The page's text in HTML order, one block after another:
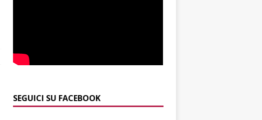
SEGUICI SU FACEBOOK